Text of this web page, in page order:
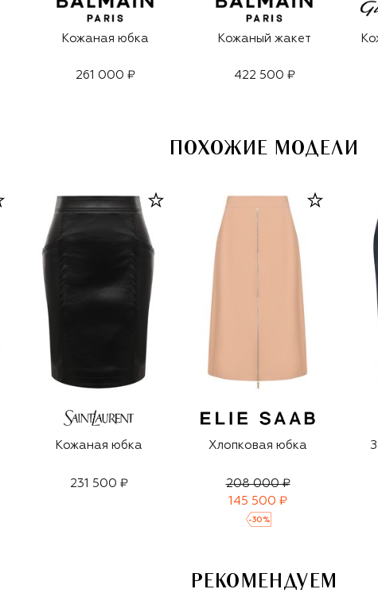
Кожаная юбка
261 000 ₽
Кожаный жакет
422 500 ₽
ПОХОЖИЕ МОДЕЛИ
Кожаная юбка
231 500 ₽
Хлопковая юбка
208 000 ₽
145 500 ₽
-30 %
РЕКОМЕНДУЕМ